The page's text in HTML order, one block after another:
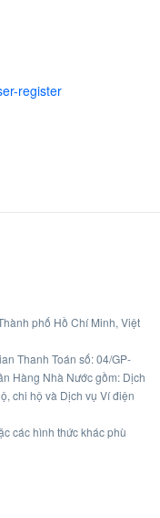
register
phố Hồ Chí Minh, Việt
Thanh Toán số: 04/GP-
Hàng Nhà Nước gồm: Dịch
chi hộ và Dịch vụ Ví điện
các hình thức khác phù